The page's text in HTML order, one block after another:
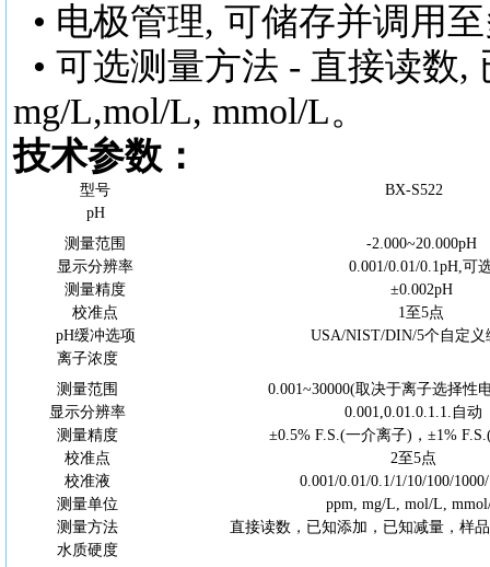
• 电极管理, 可储存并调用
• 可选测量方法 - 直接读数
mg/L,mol/L, mmol/L。
技术参数：
型号 BX-S522
pH
测量范围
-2.000~20.000pH
显示分辨率
0.001/0.01/0.1pH,可
测量精度
±0.002pH
校准点
1至5点
pH缓冲选项
USA/NIST/DIN/5个自定义
离子浓度
测量范围
0.001~30000(取决于离子选择性
显示分辨率
0.001,0.01.0.1.1.自动
测量精度
±0.5% F.S.(一介离子)，±1%
校准点
2至5点
校准液
0.001/0.01/0.1/1/10/100/
测量单位
ppm, mg/L, mol/L,
测量方法
直接读数，已知添加，已知减量，样
水质硬度